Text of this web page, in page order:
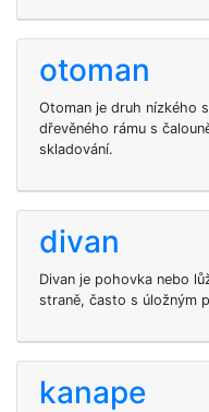
otoman
Otoman je druh nízkého
dřevěného rámu s
skladování.
divan
Divan je pohovka nebo
straně, často s úložným
kanape